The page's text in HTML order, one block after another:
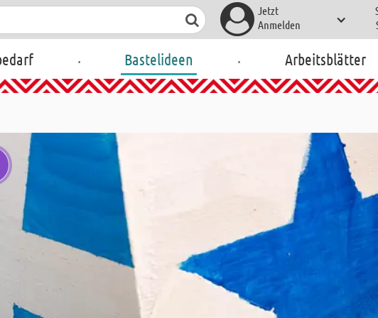
Jetzt
Anmelden
. Bastelideen . Arbeitsblätter